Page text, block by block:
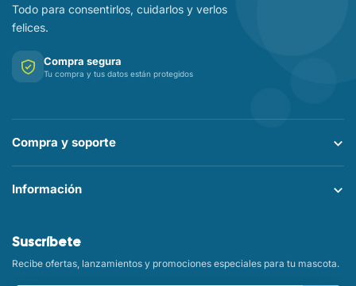
Todo para consentirlos, cuidarlos y verlos
felices.
Compra segura
Tu compra y tus datos están protegidos
Compra y soporte
Información
Suscríbete
Recibe ofertas, lanzamientos y promociones especiales para tu mascota.